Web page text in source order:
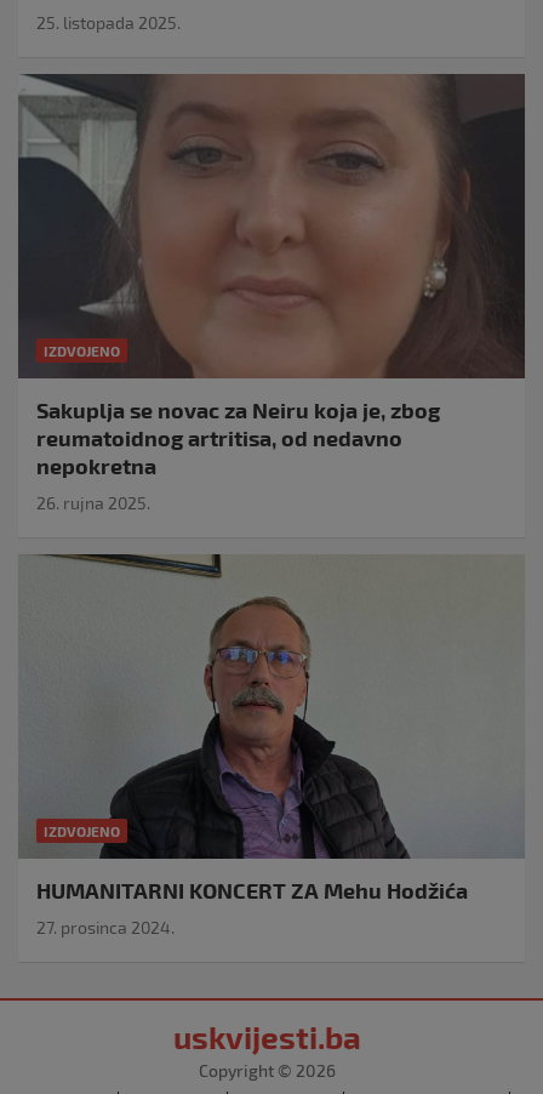
25. listopada 2025.
IZDVOJENO
Sakuplja se novac za Neiru koja je, zbog
reumatoidnog artritisa, od nedavno
nepokretna
26. rujna 2025.
IZDVOJENO
HUMANITARNI KONCERT ZA Mehu Hodžića
27. prosinca 2024.
uskvijesti.ba
Copyright © 2026